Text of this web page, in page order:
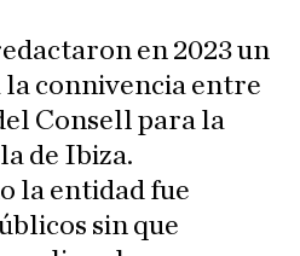
en 2023 un
la connivencia entre
Consell para la
de Ibiza.
la entidad fue
sin que